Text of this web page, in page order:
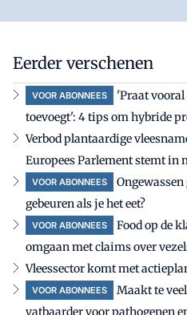
Eerder verschenen
VOOR ABONNEES
'Praat vooral
toevoegt': 4 tips om hybride
Verbod plantaardige
Europees Parlement stemt in
VOOR ABONNEES
gebeuren als je het eet?
VOOR ABONNEES
Food op de
omgaan met claims over
Vleessector komt met
VOOR ABONNEES
Maakt te
vatbaarder voor pathogenen